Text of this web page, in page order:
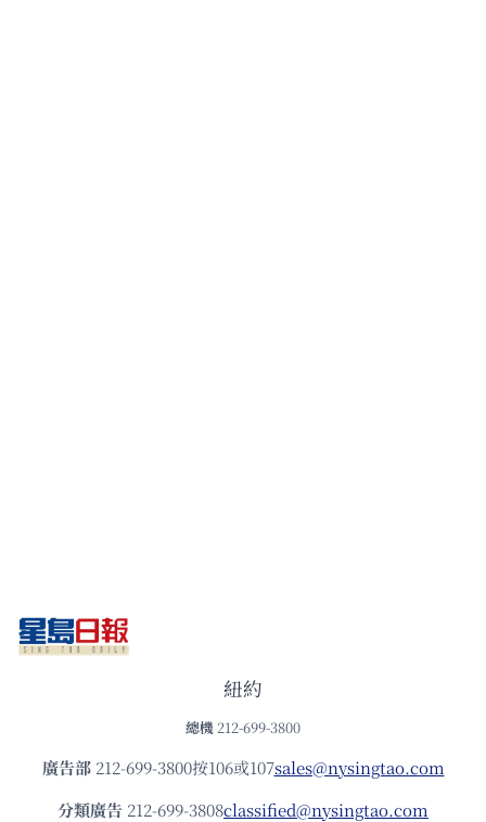
紐約
總機 212-699-3800
廣告部212-699-3800按106或107sales@nysingtao.com
分類廣告 212-699-3808classified@nysingtao.com